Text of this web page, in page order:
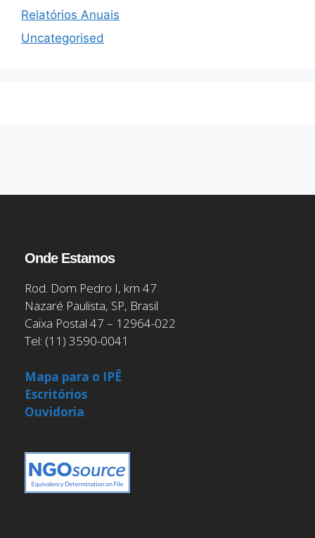
Relatórios Anuais
Uncategorised
Onde Estamos
Rod. Dom Pedro I, km 47
Nazaré Paulista, SP, Brasil
Caixa Postal 47 – 12964-022
Tel: (11) 3590-0041
Mapa para o IPÊ
Escritórios
Ouvidoria